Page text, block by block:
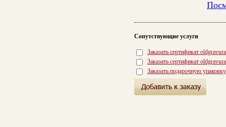
Сопутствующие услуги
Заказать сертификат
Заказать сертификат
Заказать подарочную